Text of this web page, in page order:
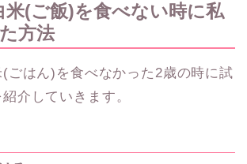
米(ご飯)を食べない時に私
方法
(ごはん)を食べなかった2歳の時に試
介していきます。